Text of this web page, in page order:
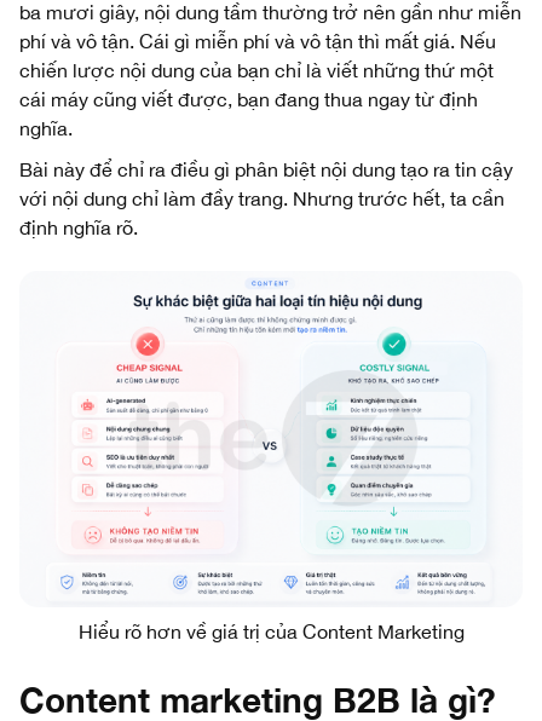
ba mươi giây, nội dung tầm thường trở nên gần như miễn
phí và vô tận. Cái gì miễn phí và vô tận thì mất giá. Nếu
chiến lược nội dung của bạn chỉ là viết những thứ một
cái máy cũng viết được, bạn đang thua ngay từ định
nghĩa.
Bài này để chỉ ra điều gì phân biệt nội dung tạo ra tin cậy
với nội dung chỉ làm đầy trang. Nhưng trước hết, ta cần
định nghĩa rõ.
Hiểu rõ hơn về giá trị của Content Marketing
Content marketing B2B là gì?